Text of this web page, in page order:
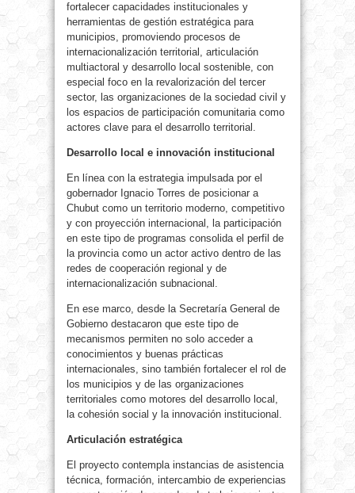
fortalecer capacidades institucionales y
herramientas de gestión estratégica para
municipios, promoviendo procesos de
internacionalización territorial, articulación
multiactoral y desarrollo local sostenible, con
especial foco en la revalorización del tercer
sector, las organizaciones de la sociedad civil y
los espacios de participación comunitaria como
actores clave para el desarrollo territorial.
Desarrollo local e innovación institucional
En línea con la estrategia impulsada por el
gobernador Ignacio Torres de posicionar a
Chubut como un territorio moderno, competitivo
y con proyección internacional, la participación
en este tipo de programas consolida el perfil de
la provincia como un actor activo dentro de las
redes de cooperación regional y de
internacionalización subnacional.
En ese marco, desde la Secretaría General de
Gobierno destacaron que este tipo de
mecanismos permiten no solo acceder a
conocimientos y buenas prácticas
internacionales, sino también fortalecer el rol de
los municipios y de las organizaciones
territoriales como motores del desarrollo local,
la cohesión social y la innovación institucional.
Articulación estratégica
El proyecto contempla instancias de asistencia
técnica, formación, intercambio de experiencias